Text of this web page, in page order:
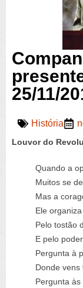
25/11/
História
Louvor do
Quando a
Muitos se
Mas a
Ele
Pelo tostão
E pelo
Pergunta à
Donde vens
Pergunta às